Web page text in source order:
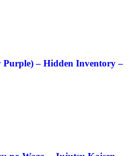
– Hidden Inventory –